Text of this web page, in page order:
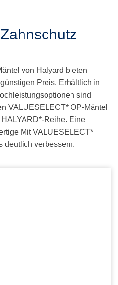
von Halyard bieten
Preis. Erhältlich in
sind
VALUESELECT* OP-Mäntel
HALYARD*-Reihe. Eine
Mit VALUESELECT*
deutlich verbessern.